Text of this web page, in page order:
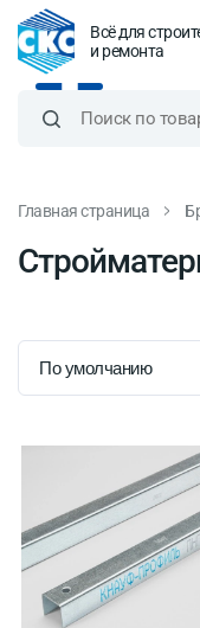
Всё для
и ремонта
Главная страница